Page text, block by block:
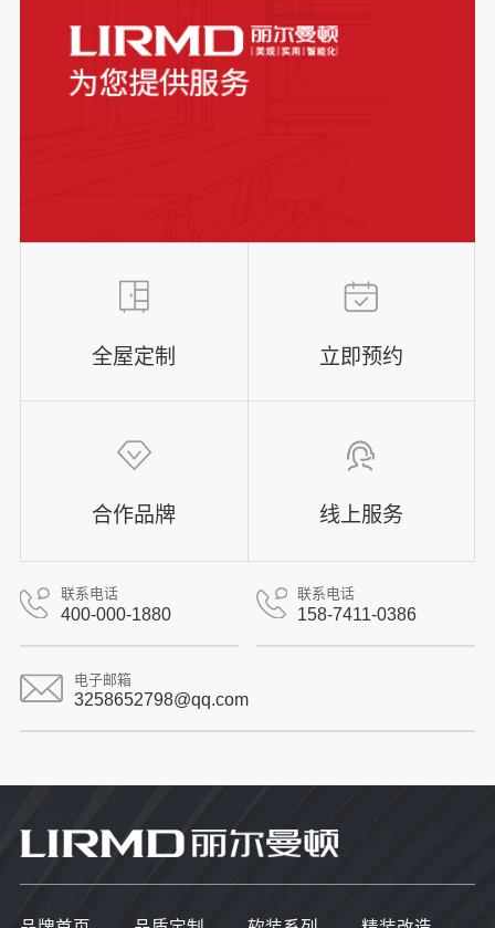
全屋定制 立即预约
合作品牌 线上服务
联系电话
400-000-1880
联系电话
158-7411-0386
电子邮箱
3258652798@qq.com